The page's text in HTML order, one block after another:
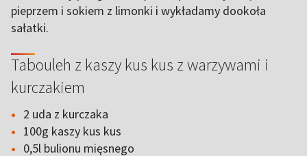
pieprzem i sokiem z limonki i wykładamy dookoła
sałatki.
Tabouleh z kaszy kus kus z warzywami i
kurczakiem
2 uda z kurczaka
100g kaszy kus kus
0,5l bulionu mięsnego